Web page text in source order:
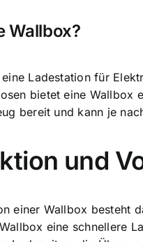
Wallbox?
Ladestation für
bietet eine Wallbox
bereit und kann je
und
einer Wallbox besteht
eine schnellere